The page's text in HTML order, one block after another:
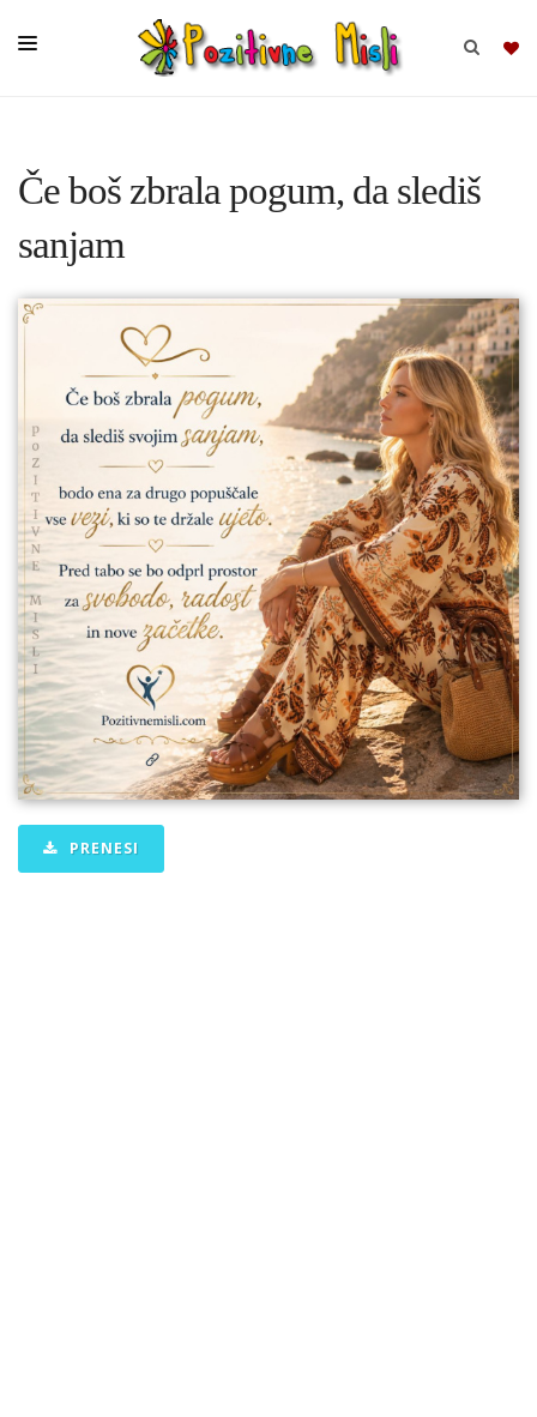
MISLI
KOMPLETI
Če boš zbrala pogum, da slediš
sanjam
PRENESI